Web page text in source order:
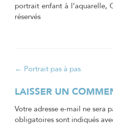
portrait enfant à l’aquarelle,
réservés
Navigation
de
l’article
← Portrait pas à pas
LAISSER UN
Votre adresse e-mail ne sera
obligatoires sont indiqués